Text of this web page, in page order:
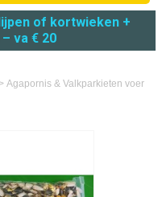
of kortwieken +
va € 20
Agapornis & Valkparkieten voer